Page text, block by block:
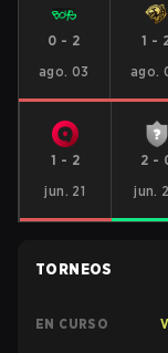
0 - 2
ago. 03
1 -
ago.
1 - 2
jun. 21
2 -
jun.
TORNEOS
EN CURSO